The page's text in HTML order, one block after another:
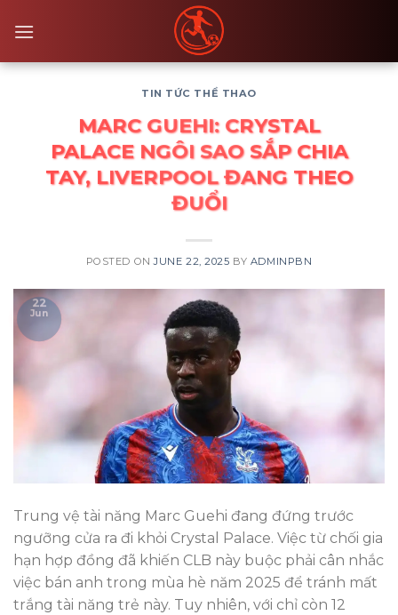
TIN TỨC THỂ THAO
MARC GUEHI: CRYSTAL
PALACE NGÔI SAO SẮP CHIA
TAY, LIVERPOOL ĐANG THEO
ĐUỔI
POSTED ONJUNE 22, 2025 BY ADMINPBN
22
Jun
Trung vệ tài năng Marc Guehi đang đứng trước
ngưỡng cửa ra đi khỏi Crystal Palace. Việc từ chối gia
hạn hợp đồng đã khiến CLB này buộc phải cân nhắc
việc bán anh trong mùa hè năm 2025 để tránh mất
trắng tài năng trẻ này. Tuy nhiên, với chỉ còn 12